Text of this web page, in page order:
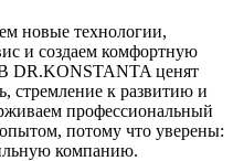
новые технологии,
и создаем комфортную
DR.KONSTANTA ценят
стремление к развитию и
профессиональный
потому что уверены:
компанию.